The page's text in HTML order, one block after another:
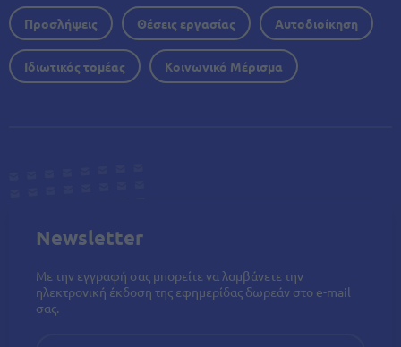
Προσλήψεις Θέσεις εργασίας Αυτοδιοίκηση
Ιδιωτικός τομέας Κοινωνικό Μέρισμα
Newsletter
Με την εγγραφή σας μπορείτε να λαμβάνετε την
ηλεκτρονική έκδοση της εφημερίδας δωρεάν στο e-mail
σας.